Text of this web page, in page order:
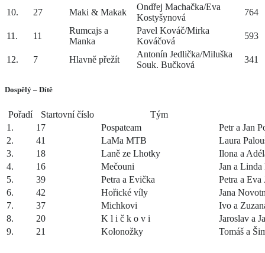
10. 27 Maki & Makak
Ondřej Machačka/Eva
Kostyšynová
764
11. 11
Rumcajs a
Manka
Pavel Kováč/Mirka
Kováčová
593
12. 7 Hlavně přežít
Antonín Jedlička/Miluška
Souk. Bučková
341
Dospělý – Dítě
Pořadí Startovní číslo
Tým
1.
17 Pospateam
Petr a Jan
2.
41 LaMa MTB
Laura
3.
18 Laně ze Lhotky
Ilona a
4.
16 Mečouni
Jan a
5.
39 Petra a Evička
Petra a Eva
6.
42 Hořické víly
Jana
7.
37 Michkovi
Ivo a
8.
20 K l i č k o v i
Jaroslav a
9.
21 Kolonožky Tomáš a